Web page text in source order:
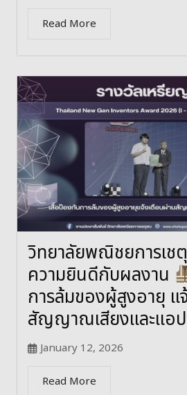
Read More
วิทยาลัยพณิชยการเ
ความยินดีกับผลงาน
การล้มของผู้สูงอายุ แ
สัญญาณเสียงและแอ
January 12, 2026
Read More